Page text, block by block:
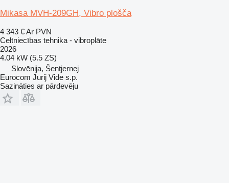
Mikasa MVH-209GH, Vibro plošča
4 343 €Ar PVN
Celtniecības tehnika - vibroplāte
2026
4.04 kW (5.5 ZS)
Slovēnija, Šentjernej
Eurocom Jurij Vide s.p.
Sazināties ar pārdevēju